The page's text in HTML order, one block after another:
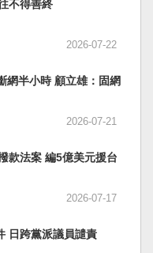
不得善終
2026-07-22
網半小時 顧立雄：固網
2026-07-21
款法案 編5億美元援台
2026-07-17
日跨黨派議員譴責